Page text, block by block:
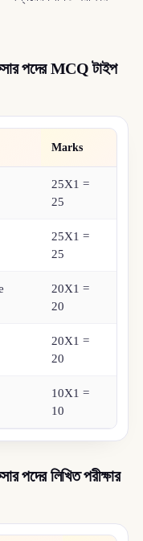
পদের MCQ টাইপ
Marks
25X1 =
25
25X1 =
25
20X1 =
20
20X1 =
20
10X1 =
10
পদের লিখিত পরীক্ষার